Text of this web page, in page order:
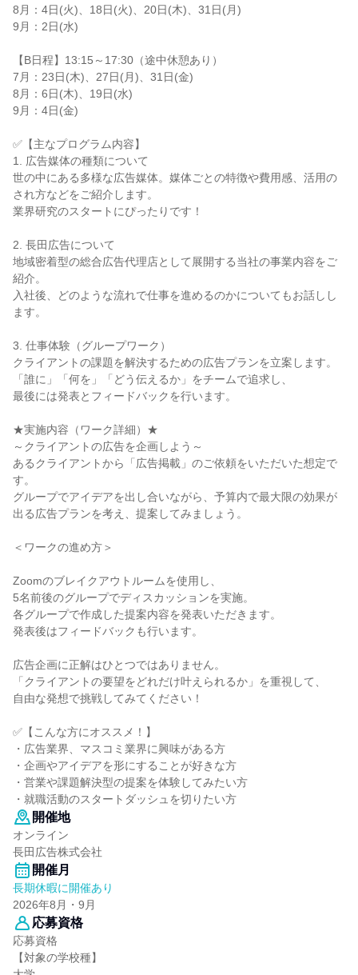
8月：4日(火)、18日(火)、20日(木)、31日(月)
9月：2日(水)
【B日程】13:15～17:30（途中休憩あり）
7月：23日(木)、27日(月)、31日(金)
8月：6日(木)、19日(水)
9月：4日(金)
✅【主なプログラム内容】
1. 広告媒体の種類について
世の中にある多様な広告媒体。媒体ごとの特徴や費用感、活用の
され方などをご紹介します。
業界研究のスタートにぴったりです！
2. 長田広告について
地域密着型の総合広告代理店として展開する当社の事業内容をご
紹介。
入社後、どのような流れで仕事を進めるのかについてもお話しし
ます。
3. 仕事体験（グループワーク）
クライアントの課題を解決するための広告プランを立案します。
「誰に」「何を」「どう伝えるか」をチームで追求し、
最後には発表とフィードバックを行います。
★実施内容（ワーク詳細）★
～クライアントの広告を企画しよう～
あるクライアントから「広告掲載」のご依頼をいただいた想定で
す。
グループでアイデアを出し合いながら、予算内で最大限の効果が
出る広告プランを考え、提案してみましょう。
＜ワークの進め方＞
Zoomのブレイクアウトルームを使用し、
5名前後のグループでディスカッションを実施。
各グループで作成した提案内容を発表いただきます。
発表後はフィードバックも行います。
広告企画に正解はひとつではありません。
「クライアントの要望をどれだけ叶えられるか」を重視して、
自由な発想で挑戦してみてください！
✅【こんな方にオススメ！】
・広告業界、マスコミ業界に興味がある方
・企画やアイデアを形にすることが好きな方
・営業や課題解決型の提案を体験してみたい方
・就職活動のスタートダッシュを切りたい方
開催地
オンライン
長田広告株式会社
開催月
長期休暇に開催あり
2026年8月・9月
応募資格
応募資格
【対象の学校種】